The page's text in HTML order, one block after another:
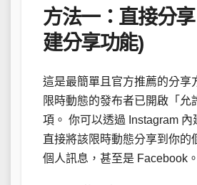
方法一：直接分
建分享功能)
這是最簡單且官方推薦的分享
限時動態的發布者已開啟「允
項。 你可以透過 Instagram 內
直接將該限時動態分享到你的
個人訊息，甚至是 Facebook